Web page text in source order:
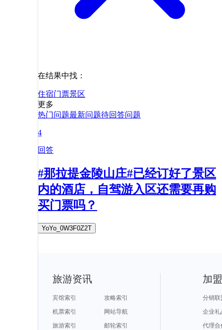
在结果中找：
住宿门票景区
更多
热门问题最新问题待回答问题
4
回答
#那拉提金陵山庄#已经订好了景区
内的酒店，自驾游入区还需要再购
买门票吗？
YoYo_0W3F0Z2T
旅游资讯
宾馆索引
攻略索引
机票索引
网站导航
旅游索引
邮轮索引
加
分销联
企业礼
代理合